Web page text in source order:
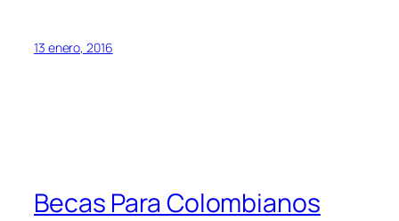
13 enero, 2016
Becas Para Colombianos